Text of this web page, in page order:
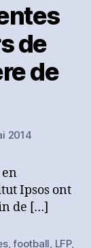
de
de
2014
[Etudes]
Ipsos ont
de […]
,football, LFP,